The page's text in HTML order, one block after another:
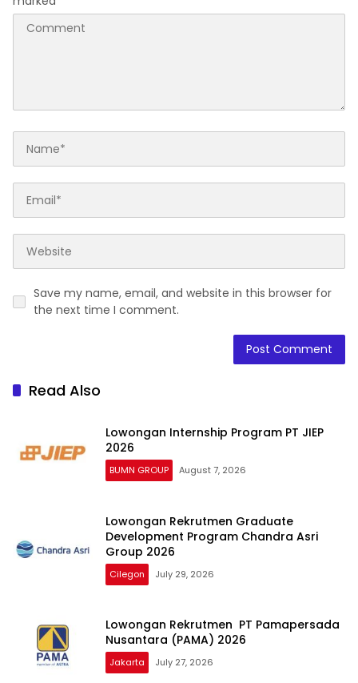
Save my name, email, and website in this browser for
the next time I comment.
Read Also
Lowongan Internship Program PT JIEP
2026
BUMN GROUP August 7, 2026
Lowongan Rekrutmen Graduate
Development Program Chandra Asri
Group 2026
Cilegon July 29, 2026
Lowongan Rekrutmen PT Pamapersada
Nusantara (PAMA) 2026
Jakarta July 27, 2026